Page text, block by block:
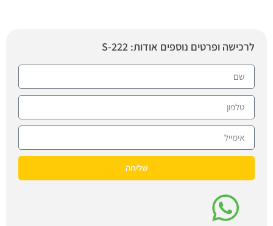
לרכישה ופרטים נוספים אודות: S-222
שליחה